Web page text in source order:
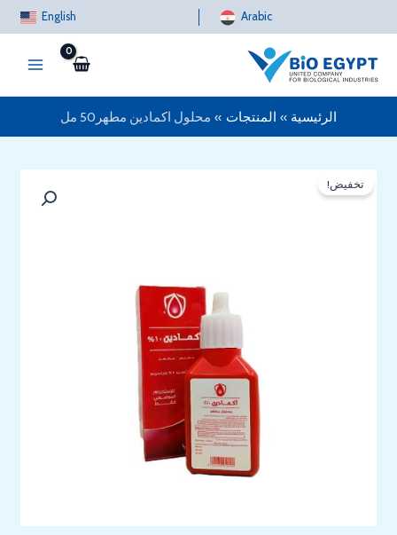
إلى
English Arabic
الرئيسية المنتجات محلول اكمادين مطهر50 مل
تخفيض!